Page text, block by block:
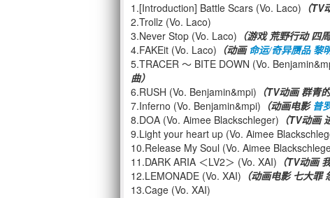
1.[Introduction] Battle Scars (Vo. Laco) （
2.Trollz (Vo. Laco)
3.Never Stop (Vo. Laco) （游戏 荒野行动 四
4.FAKEit (Vo. Laco) （动画命运/奇异赝品 黎
5.TRACER ～ BITE DOWN (Vo.
曲）
6.RUSH (Vo. Benjamin&mpi) （TV动画 群青
7.Inferno (Vo. Benjamin&mpi) （动画电影 普
8.DOA (Vo. Aimee Blackschleger) （TV动画
9.Light your heart up (Vo. Aimee
10.Release My Soul (Vo. Aimee
11.DARK ARIA ＜LV2＞ (Vo. XAI) （TV动画
12.LEMONADE (Vo. XAI) （动画电影 七大罪
13.Cage (Vo. XAI)